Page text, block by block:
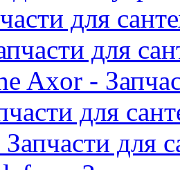
для
для
Axor -
для
для